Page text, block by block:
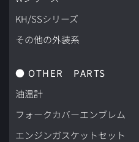
KH/SSシリーズ
その他の外装系
● OTHER　PARTS
油温計
フォークカバーエンブレム
エンジンガスケットセット